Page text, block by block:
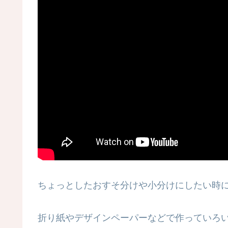
ちょっとしたおすそ分けや小分けにしたい時
折り紙やデザインペーパーなどで作っていろ